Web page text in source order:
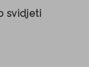
svidjeti